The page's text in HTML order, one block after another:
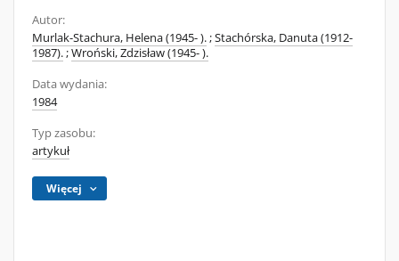
Autor:
Murlak-Stachura, Helena (1945- ).;Stachórska, Danuta (1912-
1987).;Wroński, Zdzisław (1945- ).
Data wydania:
1984
Typ zasobu:
artykuł
Więcej